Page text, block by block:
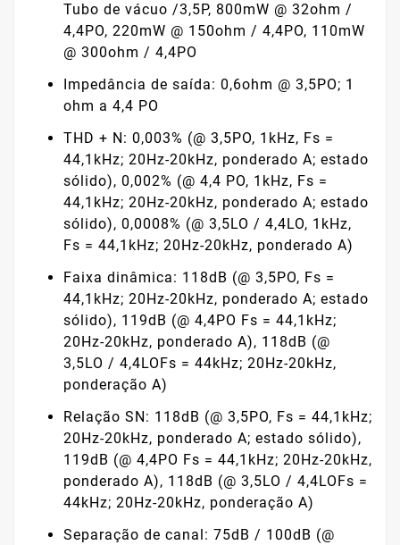
Tubo de vácuo /3,5P, 800mW @ 32ohm /
4,4PO, 220mW @ 150ohm / 4,4PO, 110mW
@ 300ohm / 4,4PO
Impedância de saída: 0,6ohm @ 3,5PO; 1
ohm a 4,4 PO
THD + N: 0,003% (@ 3,5PO, 1kHz, Fs =
44,1kHz; 20Hz-20kHz, ponderado A; estado
sólido), 0,002% (@ 4,4 PO, 1kHz, Fs =
44,1kHz; 20Hz-20kHz, ponderado A; estado
sólido), 0,0008% (@ 3,5LO / 4,4LO, 1kHz,
Fs = 44,1kHz; 20Hz-20kHz, ponderado A)
Faixa dinâmica: 118dB (@ 3,5PO, Fs =
44,1kHz; 20Hz-20kHz, ponderado A; estado
sólido), 119dB (@ 4,4PO Fs = 44,1kHz;
20Hz-20kHz, ponderado A), 118dB (@
3,5LO / 4,4LOFs = 44kHz; 20Hz-20kHz,
ponderação A)
Relação SN: 118dB (@ 3,5PO, Fs = 44,1kHz;
20Hz-20kHz, ponderado A; estado sólido),
119dB (@ 4,4PO Fs = 44,1kHz; 20Hz-20kHz,
ponderado A), 118dB (@ 3,5LO / 4,4LOFs =
44kHz; 20Hz-20kHz, ponderação A)
Separação de canal: 75dB / 100dB (@